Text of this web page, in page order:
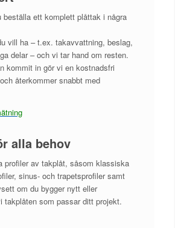
beställa ett komplett plåttak i några
vill ha – t.ex. takavvattning, beslag,
delar – och vi tar hand om resten.
kommit in gör vi en kostnadsfri
återkommer snabbt med
alla behov
profiler av takplåt, såsom klassiska
sinus- och trapetsprofiler samt
om du bygger nytt eller
takplåten som passar ditt projekt.